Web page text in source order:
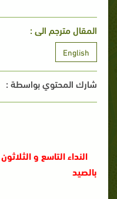
المقال مترجم الى :
English
شارك المحتوي بواسطة :
النداء التاسع و
بالصيد